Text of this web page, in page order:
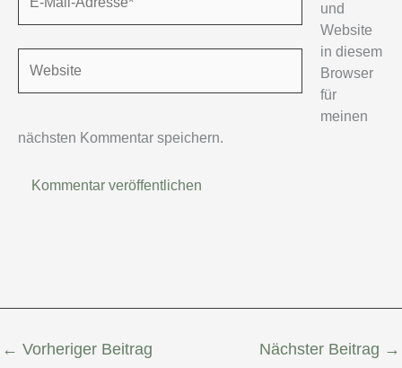
Mail-
und
Website
in diesem
Browser
für
meinen
nächsten Kommentar speichern.
← Vorheriger Beitrag Nächster Beitrag →